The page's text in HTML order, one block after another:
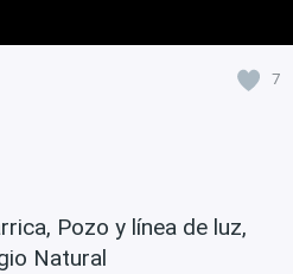
7
Pozo y línea de luz,
Natural